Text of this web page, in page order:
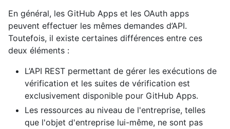
En général, les GitHub Apps et les OAuth apps
peuvent effectuer les mêmes demandes d’API.
Toutefois, il existe certaines différences entre ces
deux éléments :
L’API REST permettant de gérer les exécutions de
vérification et les suites de vérification est
exclusivement disponible pour GitHub Apps.
Les ressources au niveau de l'entreprise, telles
que l'objet d'entreprise lui-même, ne sont pas